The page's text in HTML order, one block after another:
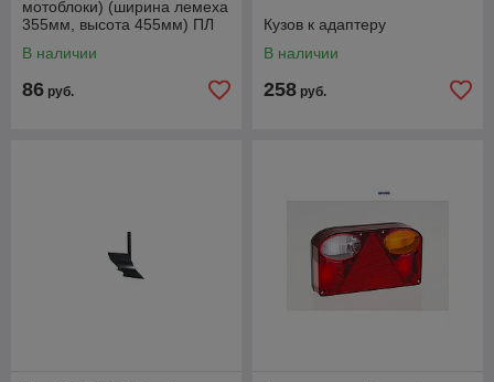
мотоблоки) (ширина лемеха
355мм, высота 455мм) ПЛ
Артикул
В наличии
86 руб.
Кузов к адаптеру
В наличии
258 руб.